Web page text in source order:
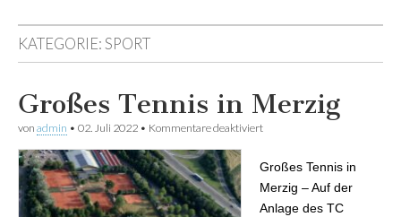
KATEGORIE:SPORT
Großes Tennis in Merzig
von admin • 02. Juli 2022 • Kommentare deaktiviert
Großes Tennis in
Merzig – Auf der
Anlage des TC